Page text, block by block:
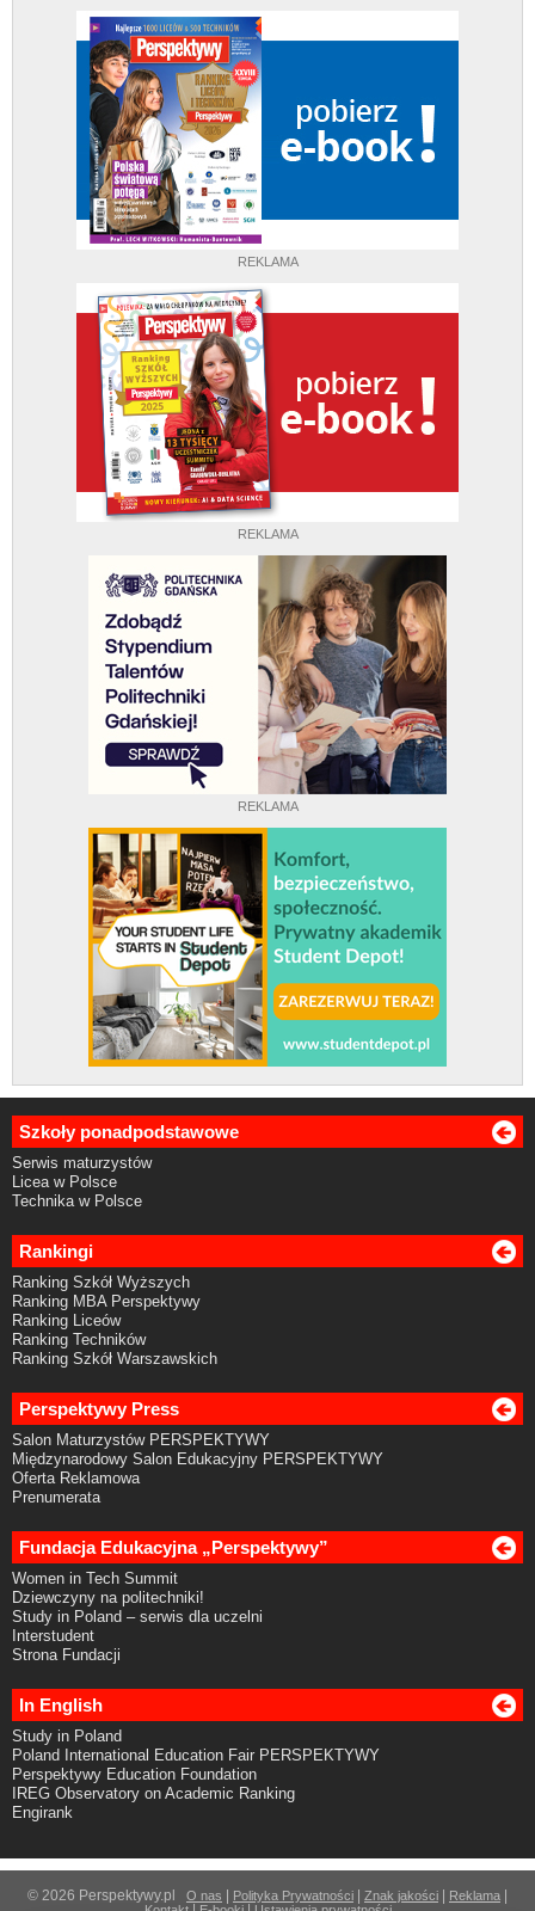
REKLAMA
REKLAMA
REKLAMA
Szkoły ponadpodstawowe
Serwis maturzystów
Licea w Polsce
Technika w Polsce
Rankingi
Ranking Szkół Wyższych
Ranking MBA Perspektywy
Ranking Liceów
Ranking Techników
Ranking Szkół Warszawskich
Perspektywy Press
Salon Maturzystów PERSPEKTYWY
Międzynarodowy Salon Edukacyjny PERSPEKTYWY
Oferta Reklamowa
Prenumerata
Fundacja Edukacyjna „Perspektywy”
Women in Tech Summit
Dziewczyny na politechniki!
Study in Poland – serwis dla uczelni
Interstudent
Strona Fundacji
In English
Study in Poland
Poland International Education Fair PERSPEKTYWY
Perspektywy Education Foundation
IREG Observatory on Academic Ranking
Engirank
© 2026 Perspektywy.pl O nas Polityka Prywatności Znak jakości Reklama